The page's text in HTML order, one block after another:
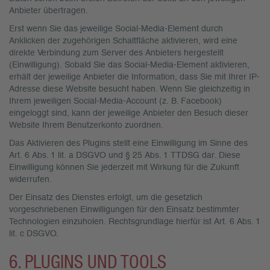
Anbieter übertragen.
Erst wenn Sie das jeweilige Social-Media-Element durch
Anklicken der zugehörigen Schaltfläche aktivieren, wird eine
direkte Verbindung zum Server des Anbieters hergestellt
(Einwilligung). Sobald Sie das Social-Media-Element aktivieren,
erhält der jeweilige Anbieter die Information, dass Sie mit Ihrer IP-
Adresse diese Website besucht haben. Wenn Sie gleichzeitig in
Ihrem jeweiligen Social-Media-Account (z. B. Facebook)
eingeloggt sind, kann der jeweilige Anbieter den Besuch dieser
Website Ihrem Benutzerkonto zuordnen.
Das Aktivieren des Plugins stellt eine Einwilligung im Sinne des
Art. 6 Abs. 1 lit. a DSGVO und § 25 Abs. 1 TTDSG dar. Diese
Einwilligung können Sie jederzeit mit Wirkung für die Zukunft
widerrufen.
Der Einsatz des Dienstes erfolgt, um die gesetzlich
vorgeschriebenen Einwilligungen für den Einsatz bestimmter
Technologien einzuholen. Rechtsgrundlage hierfür ist Art. 6 Abs. 1
lit. c DSGVO.
6. PLUGINS UND TOOLS